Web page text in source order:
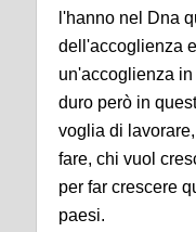
l'hanno nel Dna
dell'accoglienza
un'accoglienza in
duro però in
voglia di
fare, chi vuol
per far crescere
paesi.